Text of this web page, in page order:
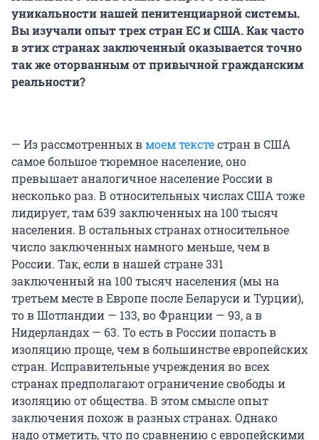
уникальности нашей пенитенциарной системы.
Вы изучали опыт трех стран ЕС и США. Как часто
в этих странах заключенный оказывается точно
так же оторванным от привычной гражданским
реальности?
— Из рассмотренных вмоем текстестран в США
самое большое тюремное население, оно
превышает аналогичное население России в
несколько раз. В относительных числах США тоже
лидирует, там 639 заключенных на 100 тысяч
населения. В остальных странах относительное
число заключенных намного меньше, чем в
России. Так, если в нашей стране 331
заключенный на 100 тысяч населения (мы на
третьем месте в Европе после Беларуси и Турции),
то в Шотландии — 133, во Франции — 93, а в
Нидерландах — 63. То есть в России попасть в
изоляцию проще, чем в большинстве европейских
стран. Исправительные учреждения во всех
странах предполагают ограничение свободы и
изоляцию от общества. В этом смысле опыт
заключения похож в разных странах. Однако
надо отметить, что по сравнению с европейскими